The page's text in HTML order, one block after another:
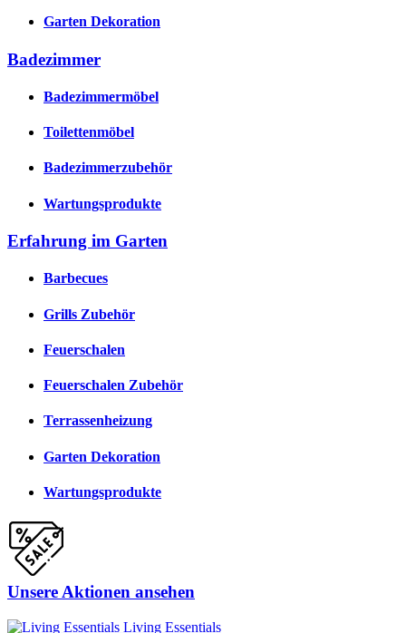
Garten Dekoration
Badezimmer
Badezimmermöbel
Toilettenmöbel
Badezimmerzubehör
Wartungsprodukte
Erfahrung im Garten
Barbecues
Grills Zubehör
Feuerschalen
Feuerschalen Zubehör
Terrassenheizung
Garten Dekoration
Wartungsprodukte
Unsere Aktionen ansehen
Living Essentials